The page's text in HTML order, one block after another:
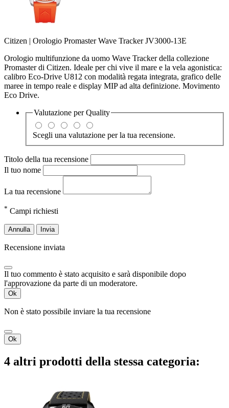
Citizen | Orologio Promaster Wave Tracker JV3000-13E
Orologio multifunzione da uomo Wave Tracker della collezione
Promaster di Citizen. Ideale per chi vive il mare e la vela agonistica:
calibro Eco-Drive U812 con modalità regata integrata, grafico delle
maree in tempo reale e display MIP ad alta definizione. Movimento
Eco Drive.
Valutazione perQuality
Scegli una valutazione per la tua recensione.
Titolo della tua recensione
Il tuo nome
La tua recensione
* Campi richiesti
Annulla Invia
Recensione inviata
Il tuo commento è stato acquisito e sarà disponibile dopo
l'approvazione da parte di un moderatore.
Ok
Non è stato possibile inviare la tua recensione
Ok
4 altri prodotti della stessa categoria: